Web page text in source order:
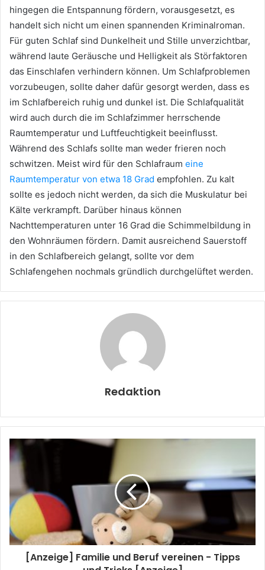
hingegen die Entspannung fördern, vorausgesetzt, es
handelt sich nicht um einen spannenden Kriminalroman.
Für guten Schlaf sind Dunkelheit und Stille unverzichtbar,
während laute Geräusche und Helligkeit als Störfaktoren
das Einschlafen verhindern können. Um Schlafproblemen
vorzubeugen, sollte daher dafür gesorgt werden, dass es
im Schlafbereich ruhig und dunkel ist. Die Schlafqualität
wird auch durch die im Schlafzimmer herrschende
Raumtemperatur und Luftfeuchtigkeit beeinflusst.
Während des Schlafs sollte man weder frieren noch
schwitzen. Meist wird für den Schlafraum eine
Raumtemperatur von etwa 18 Grad empfohlen. Zu kalt
sollte es jedoch nicht werden, da sich die Muskulatur bei
Kälte verkrampft. Darüber hinaus können
Nachttemperaturen unter 16 Grad die Schimmelbildung in
den Wohnräumen fördern. Damit ausreichend Sauerstoff
in den Schlafbereich gelangt, sollte vor dem
Schlafengehen nochmals gründlich durchgelüftet werden.
Redaktion
[Anzeige] Familie und Beruf vereinen - Tipps